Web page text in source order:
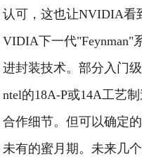
认可，这也让NVIDIA看
VIDIA下一代"Feynman"
进封装技术。部分入门
ntel的18A-P或14A工艺制
合作细节。但可以确定
未有的蜜月期。未来几